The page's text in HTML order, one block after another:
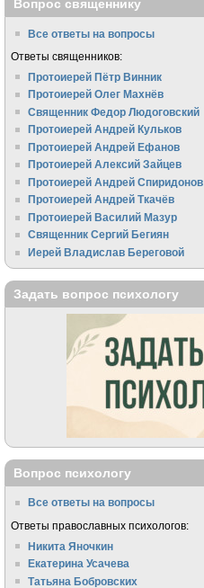
Вопрос священнику
Все ответы на вопросы
Ответы священников:
Протоиерей Пётр Винник
Протоиерей Олег Махнёв
Священник Федор Людоговский
Протоиерей Андрей Кульков
Протоиерей Андрей Ефанов
Протоиерей Алексий Зайцев
Протоиерей Андрей Спиридонов
Протоиерей Андрей Ткачёв
Протоиерей Василий Мазур
Священник Сергий Бегиян
Иерей Владислав Береговой
Задать вопрос психологу
Вопрос психологу
Все ответы на вопросы
Ответы православных психологов:
Никита Яночкин
Екатерина Усачева
Татьяна Бобровских